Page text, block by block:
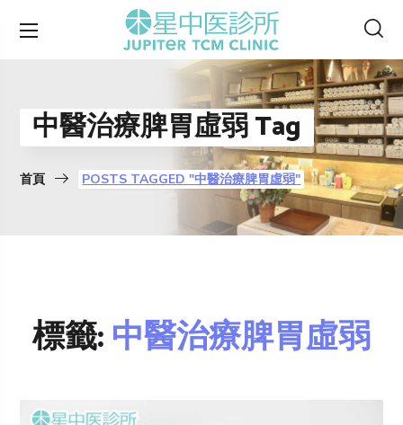
中醫治療脾胃虛弱 Tag
首頁 POSTS TAGGED "中醫治療脾胃虛弱"
標籤:中醫治療脾胃虛弱